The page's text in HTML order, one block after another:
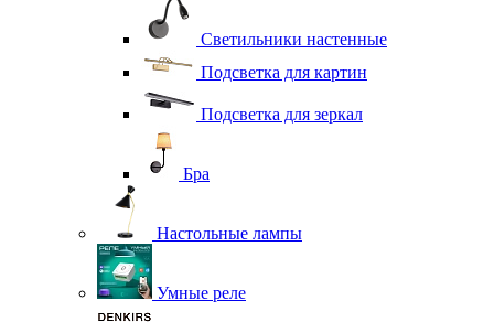
Светильники настенные
Подсветка для картин
Подсветка для зеркал
Бра
Настольные лампы
Умные реле